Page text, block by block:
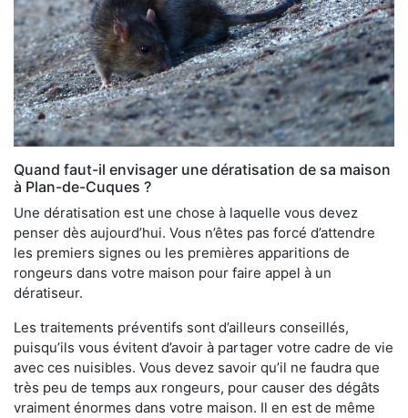
Quand faut-il envisager une dératisation de sa maison
à Plan-de-Cuques ?
Une dératisation est une chose à laquelle vous devez
penser dès aujourd’hui. Vous n’êtes pas forcé d’attendre
les premiers signes ou les premières apparitions de
rongeurs dans votre maison pour faire appel à un
dératiseur.
Les traitements préventifs sont d’ailleurs conseillés,
puisqu’ils vous évitent d’avoir à partager votre cadre de vie
avec ces nuisibles. Vous devez savoir qu’il ne faudra que
très peu de temps aux rongeurs, pour causer des dégâts
vraiment énormes dans votre maison. Il en est de même